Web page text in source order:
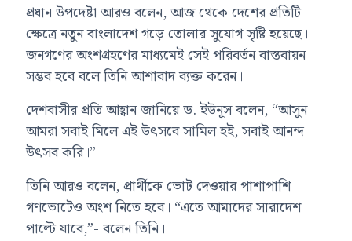
প্রধান উপদেষ্টা আরও বলেন, আজ থেকে দেশের প্রতিটি
ক্ষেত্রে নতুন বাংলাদেশ গড়ে তোলার সুযোগ সৃষ্টি হয়েছে।
জনগণের অংশগ্রহণের মাধ্যমেই সেই পরিবর্তন বাস্তবায়ন
সম্ভব হবে বলে তিনি আশাবাদ ব্যক্ত করেন।
দেশবাসীর প্রতি আহ্বান জানিয়ে ড. ইউনূস বলেন, “আসুন
আমরা সবাই মিলে এই উৎসবে সামিল হই, সবাই আনন্দ
উৎসব করি।”
তিনি আরও বলেন, প্রার্থীকে ভোট দেওয়ার পাশাপাশি
গণভোটেও অংশ নিতে হবে। “এতে আমাদের সারাদেশ
পাল্টে যাবে,”- বলেন তিনি।